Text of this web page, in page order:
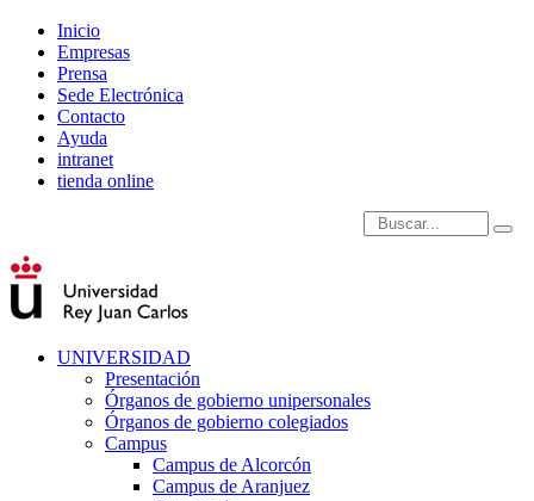
Inicio
Empresas
Prensa
Sede Electrónica
Contacto
Ayuda
intranet
tienda online
Introduce términos de
UNIVERSIDAD
Presentación
Órganos de gobierno unipersonales
Órganos de gobierno colegiados
Campus
Campus de Alcorcón
Campus de Aranjuez